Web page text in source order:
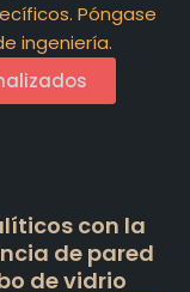
Póngase
ingeniería.
con la
de pared
de vidrio